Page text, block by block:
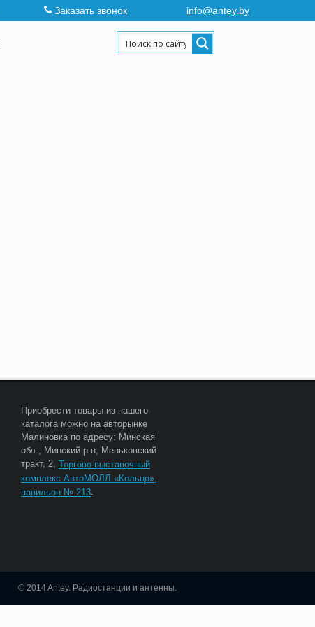
Заказать звонок info@antey.by
Приобрести товары из нашего
каталога можно на авторынке
Малиновка по адресу: Минская
обл., Минский р-н, Меньковский
тракт, 2, Торгово-выставочный
комплекс АвтоМОЛЛ «Кольцо»,
павильон № 213
© 2014 Antey. Радиостанции и антенны.